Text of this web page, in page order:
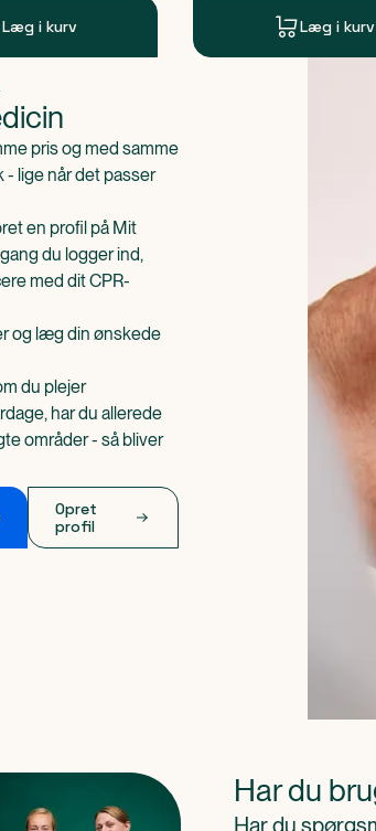
Læg i kurv Læg i kurv
pris og med samme
- lige når det passer
en profil på Mit
du logger ind,
med dit CPR-
og læg din ønskede
du plejer
har du allerede
områder - så bliver
Opret
profil
Har du
Har du